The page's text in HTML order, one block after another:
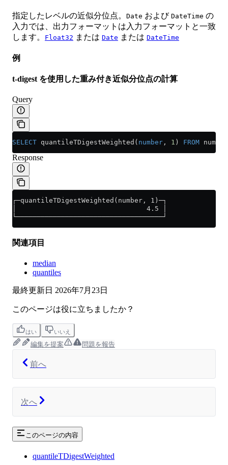
指定したレベルの近似分位点。 Date および DateTime の
入力では、出力フォーマットは入力フォーマットと一致
します。
Float32 または Date または DateTime
例
t-digest を使用した重み付き近似分位点の計算
Query
SELECT quantileTDigestWeighted( number , 1 ) FROM
Response
┌─quantileTDigestWeighted(number, 1)─┐
│                                4.5 │
└────────────────────────────────────┘
関連項目
median
quantiles
最終更新日 2026年7月23日
このページは役に立ちましたか？
はい いいえ
編集を提案 問題を報告
前へ
次へ
このページの内容
quantileTDigestWeighted